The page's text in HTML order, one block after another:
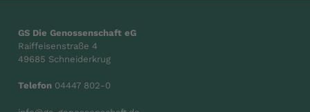
GS Die Genossenschaft eG
Raiffeisenstraße 4
49685 Schneiderkrug
Telefon 04447 802-0